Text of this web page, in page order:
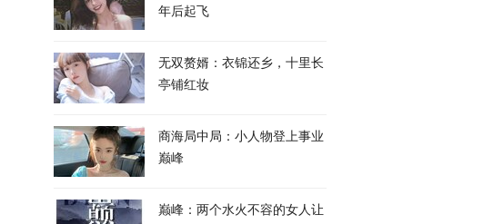
年后起飞
无双赘婿：衣锦还乡，十里长
亭铺红妆
商海局中局：小人物登上事业
巅峰
巅峰：两个水火不容的女人让